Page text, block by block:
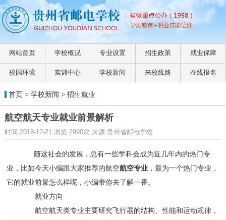
网站首页 学校概况 专业设置 招生政策 就业保障
校园环境 实训中心 学校新闻 来校线路 在线报名
首页> 学校新闻 > 招生就业
航空航天专业就业前景解析
时间:2018-12-21 浏览:2990次 来源:贵州省邮电学校
随这社会的发展，总有一些学科会成为近几年内的热门专
业，比如今天小编跟大家推荐的航空航空专业 ，最为一个热门专业，
它的就业前景怎么样呢，小编带你去了解一番。
就业方向
航空航天类专业主要研究飞行器的结构、性能和运动规律，